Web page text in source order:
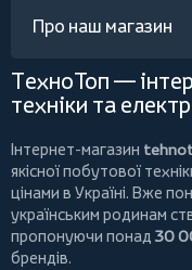
Про наш магазин
ТехноТоп —
техніки та
Інтернет-магазин
якісної побутової
цінами в Україні. Вже
українським родинам
пропонуючи понад 30
брендів.